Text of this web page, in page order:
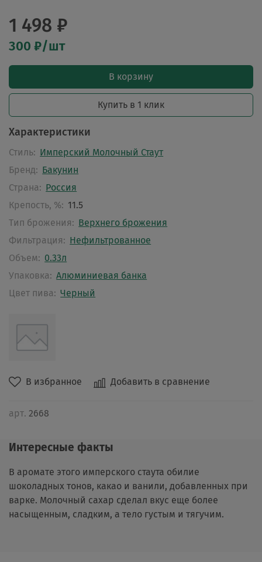
В избранное Добавить в сравнение
арт. 2668
1 498 ₽
300 ₽/шт
В корзину
Купить в 1 клик
Характеристики
Стиль: Имперский Молочный Стаут
Бренд: Бакунин
Страна: Россия
Крепость, %: 11.5
Тип брожения: Верхнего брожения
Фильтрация: Нефильтрованное
Объем: 0.33л
Упаковка: Алюминиевая банка
Цвет пива: Черный
Интересные факты
В аромате этого имперского стаута обилие
шоколадных тонов, какао и ванили, добавленных при
варке. Молочный сахар сделал вкус еще более
насыщенным, сладким, а тело густым и тягучим.